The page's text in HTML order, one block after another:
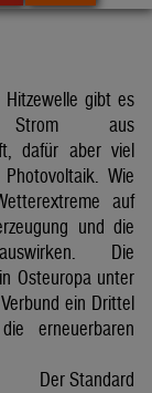
Hitzewelle gibt es
aus
dafür aber viel
Wie
auf
und die
Die
Osteuropa unter
ein Drittel
erneuerbaren
Der Standard